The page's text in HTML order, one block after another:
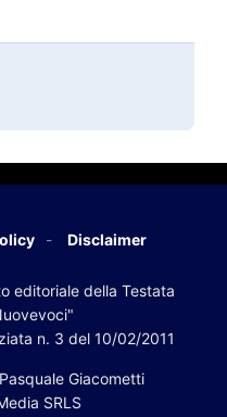
Disclaimer
editoriale della Testata
n. 3 del 10/02/2011
Pasquale Giacometti
SRLS